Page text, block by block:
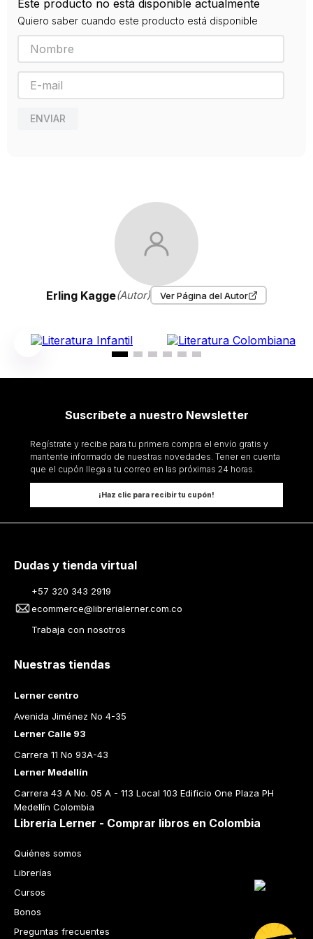
2018
Este producto no está disponible actualmente
Quiero saber cuando este producto está disponible
ENVIAR
Erling Kagge(Autor) Ver Página del Autor
Suscríbete a nuestro Newsletter
Regístrate y recibe para tu primera compra el envío gratis y
mantente informado de nuestras novedades. Tener en cuenta
que el cupón llega a tu correo en las próximas 24 horas.
¡Haz clic para recibir tu cupón!
Dudas y tienda virtual
+57 320 343 2919
ecommerce@librerialerner.com.co
Trabaja con nosotros
Nuestras tiendas
Lerner centro
Avenida Jiménez No 4-35
Lerner Calle 93
Carrera 11 No 93A-43
Lerner Medellín
Carrera 43 A No. 05 A - 113 Local 103 Edificio One Plaza PH
Medellín Colombia
Librería Lerner - Comprar libros en Colombia
Quiénes somos
Librerías
Cursos
Bonos
Preguntas frecuentes